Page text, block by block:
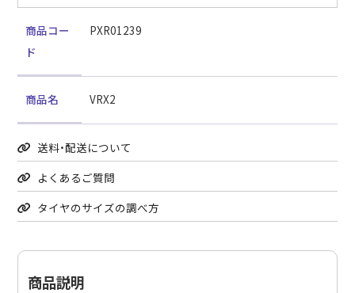
商品コー
ド
PXR01239
商品名 VRX2
送料・配送について
よくあるご質問
タイヤのサイズの調べ方
商品説明